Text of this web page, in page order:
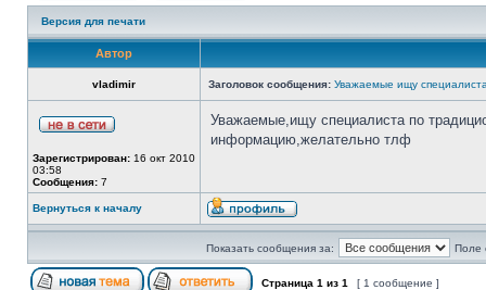
Версия для печати
Автор
vladimir Заголовок сообщения: Уважаемые ищу
Зарегистрирован: 16 окт 2010
03:58
Сообщения: 7
Уважаемые,ищу специалиста по
информацию,желательно тлф
Вернуться к началу
Показать сообщения за: Поле
Страница 1 из 1 [ 1 сообщение ]